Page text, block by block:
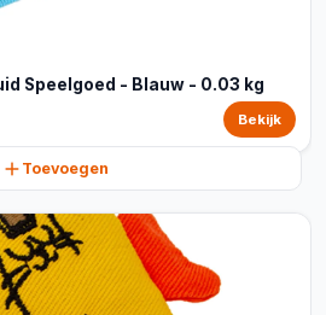
Speelgoed - Blauw - 0.03 kg
Bekijk
Toevoegen